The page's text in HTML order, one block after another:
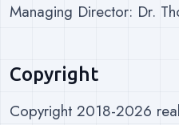
Managing Director: Dr.
Copyright
Copyright 2018-2026